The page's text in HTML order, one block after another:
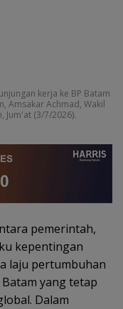
kerja ke BP Batam
Amsakar Achmad, Wakil
Jum'at (3/7/2026).
pemerintah,
kepentingan
laju pertumbuhan
yang tetap
Dalam